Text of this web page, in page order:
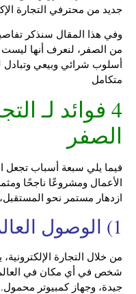
جديد من محترفي التجارة
وفي هذا المقال سنذكر
من الصفر، لنعرف أنها ليست
أسلوب شرائي وبيعي وتبادل
متكامل
4 فوائد لـ
الصفر
فيما يلي سبعة أسباب تجعل
الأعمال ومشروعًا ناجحًا
ازدهار مستمر نحو
1) الوصول العالمي
من خلال التجارة
شخص في أي مكان في
جيدة، وجهاز كمبيوتر محمول.